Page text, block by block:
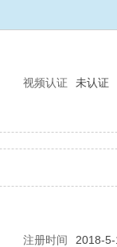
视频认证 未认证
注册时间
2018-